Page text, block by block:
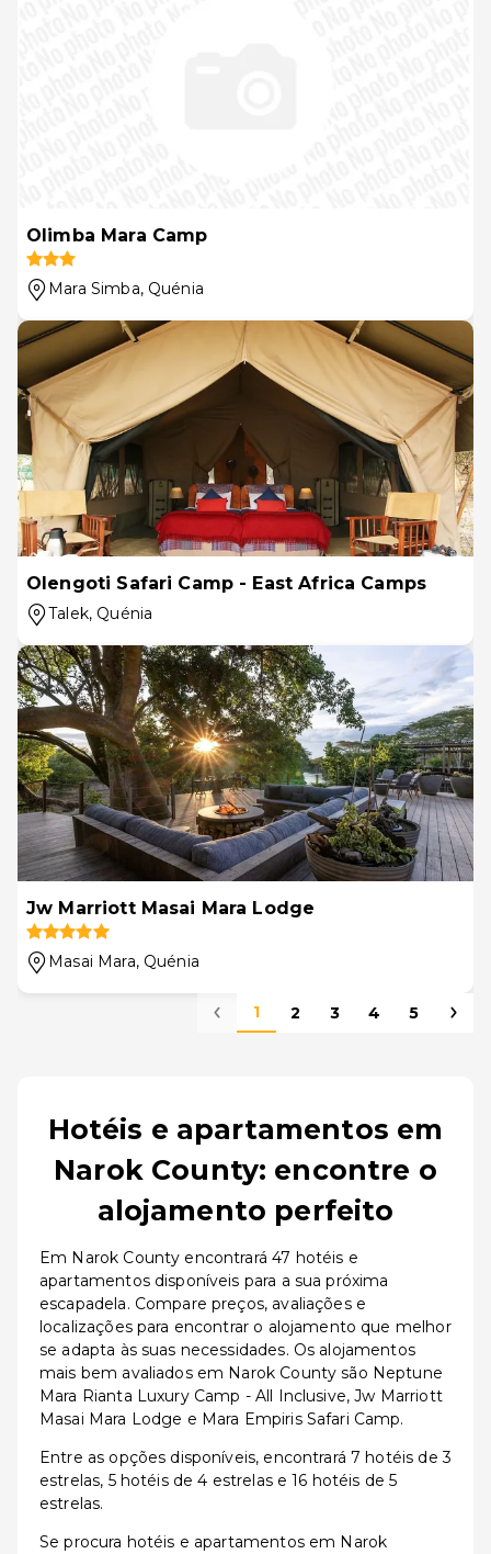
Olimba Mara Camp
Mara Simba, Quénia
Olengoti Safari Camp - East Africa Camps
Talek, Quénia
Jw Marriott Masai Mara Lodge
Masai Mara, Quénia
1 2 3 4 5
Hotéis e apartamentos em
Narok County: encontre o
alojamento perfeito
Em Narok County encontrará 47 hotéis e
apartamentos disponíveis para a sua próxima
escapadela. Compare preços, avaliações e
localizações para encontrar o alojamento que melhor
se adapta às suas necessidades. Os alojamentos
mais bem avaliados em Narok County são Neptune
Mara Rianta Luxury Camp - All Inclusive, Jw Marriott
Masai Mara Lodge e Mara Empiris Safari Camp.
Entre as opções disponíveis, encontrará 7 hotéis de 3
estrelas, 5 hotéis de 4 estrelas e 16 hotéis de 5
estrelas.
Se procura hotéis e apartamentos em Narok